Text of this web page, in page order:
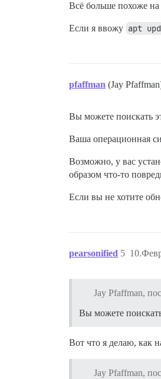
Всё больше похоже
Если я ввожу apt
pfaffman (Jay
Вы можете поискать
Ваша операционная
Возможно, у вас
образом что-то
Если вы не хотите
pearsonified 5
Jay Pfaffman,
Вы можете
Вот что я делаю, как
Jay Pfaffman,